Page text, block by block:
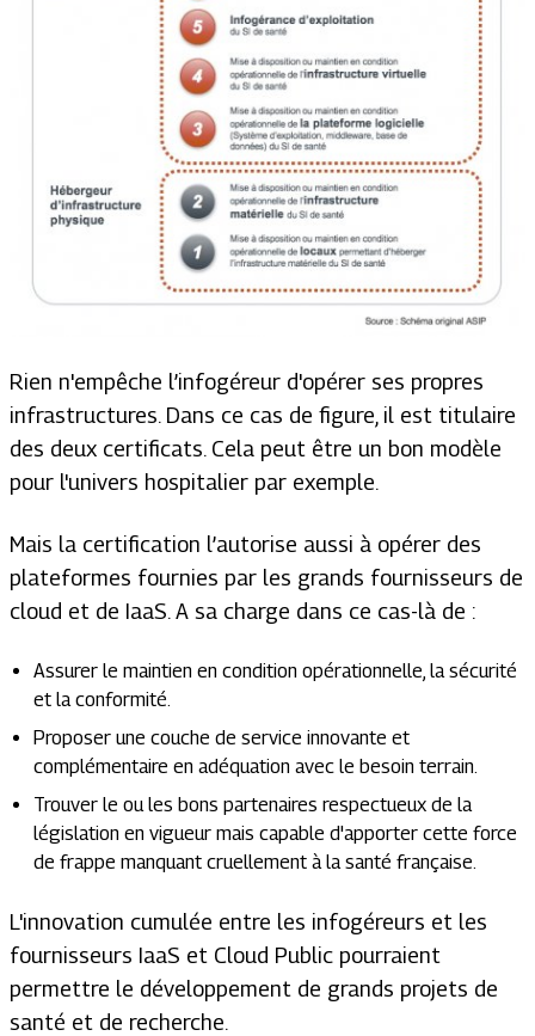
Rien n'empêche l’infogéreur d'opérer ses propres
infrastructures. Dans ce cas de figure, il est titulaire
des deux certificats. Cela peut être un bon modèle
pour l'univers hospitalier par exemple.
Mais la certification l’autorise aussi à opérer des
plateformes fournies par les grands fournisseurs de
cloud et de IaaS. A sa charge dans ce cas-là de :
Assurer le maintien en condition opérationnelle, la sécurité
et la conformité.
Proposer une couche de service innovante et
complémentaire en adéquation avec le besoin terrain.
Trouver le ou les bons partenaires respectueux de la
législation en vigueur mais capable d'apporter cette force
de frappe manquant cruellement à la santé française.
L'innovation cumulée entre les infogéreurs et les
fournisseurs IaaS et Cloud Public pourraient
permettre le développement de grands projets de
santé et de recherche.